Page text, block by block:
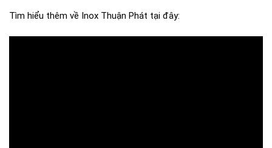
Tìm hiểu thêm về Inox Thuận Phát tại đây: